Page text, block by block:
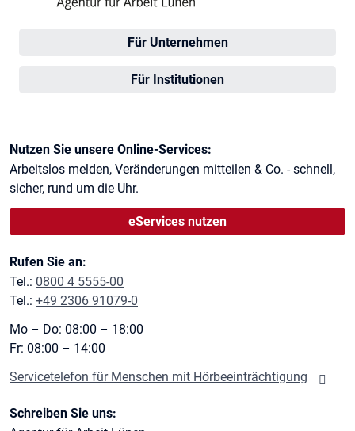
Für Unternehmen
Für Institutionen
Kontaktinformationen
Nutzen Sie unsere Online-Services:
Arbeitslos melden, Veränderungen mitteilen & Co. - schnell,
sicher, rund um die Uhr.
eServices nutzen
Rufen Sie an:
Tel.: 0800 4 5555-00
Tel.: +49 2306 91079-0
Mo – Do: 08:00 – 18:00
Fr: 08:00 – 14:00
Servicetelefon für Menschen mit Hörbeeinträchtigung
Schreiben Sie uns: